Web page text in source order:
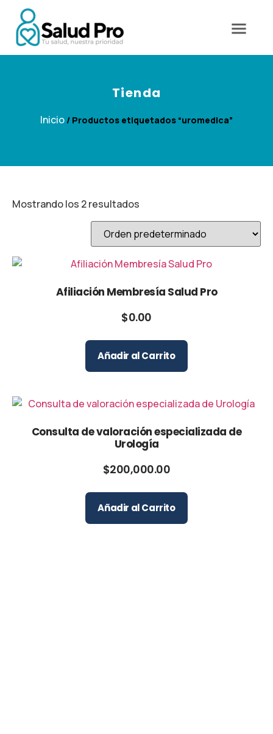
Tienda
Inicio / Productos etiquetados “uromedica”
Mostrando los 2 resultados
Afiliación Membresía Salud Pro
$0.00
Añadir al Carrito
Consulta de valoración especializada de
Urología
$200,000.00
Añadir al Carrito